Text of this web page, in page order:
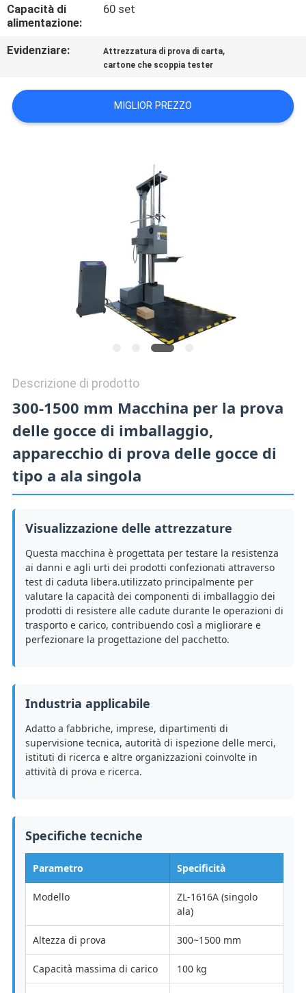
UNA
CITAZIONE
VR
SHOW
Capacità di
alimentazione:
60 set
Evidenziare: Attrezzatura di prova di carta,
cartone che scoppia tester
MIGLIOR PREZZO
Descrizione di prodotto
300-1500 mm Macchina per la prova
delle gocce di imballaggio,
apparecchio di prova delle gocce di
tipo a ala singola
Visualizzazione delle attrezzature
Questa macchina è progettata per testare la resistenza
ai danni e agli urti dei prodotti confezionati attraverso
test di caduta libera.utilizzato principalmente per
valutare la capacità dei componenti di imballaggio dei
prodotti di resistere alle cadute durante le operazioni di
trasporto e carico, contribuendo così a migliorare e
perfezionare la progettazione del pacchetto.
Industria applicabile
Adatto a fabbriche, imprese, dipartimenti di
supervisione tecnica, autorità di ispezione delle merci,
istituti di ricerca e altre organizzazioni coinvolte in
attività di prova e ricerca.
Specifiche tecniche
Parametro Specificità
Modello
ZL-1616A (singolo
ala)
Altezza di prova 300~1500 mm
Capacità massima di carico 100 kg